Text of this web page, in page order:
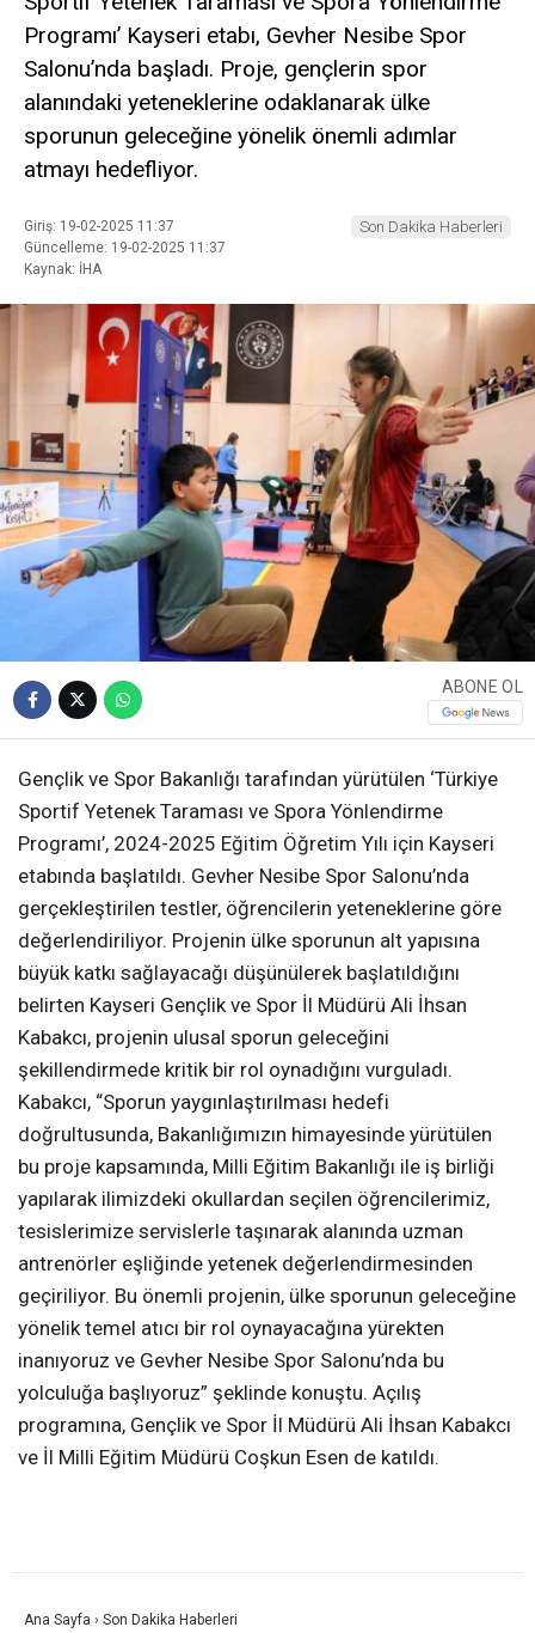
Programı’ Kayseri etabı, Gevher Nesibe Spor
Salonu’nda başladı. Proje, gençlerin spor
alanındaki yeteneklerine odaklanarak ülke
sporunun geleceğine yönelik önemli adımlar
atmayı hedefliyor.
Giriş: 19-02-2025 11:37
Güncelleme: 19-02-2025 11:37
Kaynak: İHA
Son Dakika Haberleri
ABONE OL
Gençlik ve Spor Bakanlığı tarafından yürütülen ‘Türkiye
Sportif Yetenek Taraması ve Spora Yönlendirme
Programı’, 2024-2025 Eğitim Öğretim Yılı için Kayseri
etabında başlatıldı. Gevher Nesibe Spor Salonu’nda
gerçekleştirilen testler, öğrencilerin yeteneklerine göre
değerlendiriliyor. Projenin ülke sporunun alt yapısına
büyük katkı sağlayacağı düşünülerek başlatıldığını
belirten Kayseri Gençlik ve Spor İl Müdürü Ali İhsan
Kabakcı, projenin ulusal sporun geleceğini
şekillendirmede kritik bir rol oynadığını vurguladı.
Kabakcı, “Sporun yaygınlaştırılması hedefi
doğrultusunda, Bakanlığımızın himayesinde yürütülen
bu proje kapsamında, Milli Eğitim Bakanlığı ile iş birliği
yapılarak ilimizdeki okullardan seçilen öğrencilerimiz,
tesislerimize servislerle taşınarak alanında uzman
antrenörler eşliğinde yetenek değerlendirmesinden
geçiriliyor. Bu önemli projenin, ülke sporunun geleceğine
yönelik temel atıcı bir rol oynayacağına yürekten
inanıyoruz ve Gevher Nesibe Spor Salonu’nda bu
yolculuğa başlıyoruz” şeklinde konuştu. Açılış
programına, Gençlik ve Spor İl Müdürü Ali İhsan Kabakcı
ve İl Milli Eğitim Müdürü Coşkun Esen de katıldı.
Ana Sayfa › Son Dakika Haberleri